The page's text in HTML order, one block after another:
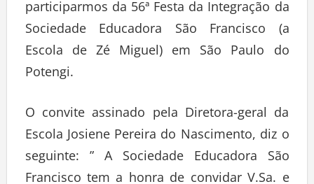
participarmos da 56ª Festa da Integração da
Sociedade Educadora São Francisco (a
Escola de Zé Miguel) em São Paulo do
Potengi.
O convite assinado pela Diretora-geral da
Escola Josiene Pereira do Nascimento, diz o
seguinte: ” A Sociedade Educadora São
Francisco tem a honra de convidar V.Sa. e